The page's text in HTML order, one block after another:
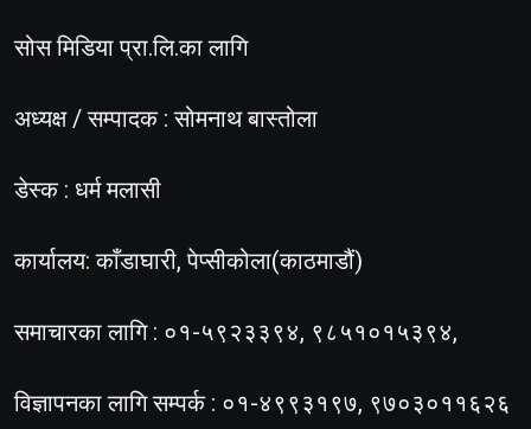
सोस मिडिया प्रा.लि.का लागि
अध्यक्ष / सम्पादक : सोमनाथ बास्तोला
डेस्क : धर्म मलासी
कार्यालय: काँडाघारी, पेप्सीकोला(काठमाडौं)
समाचारका लागि : ०१-५९२३३९४, ९८५१०१५३९४,
विज्ञापनका लागि सम्पर्क : ०१-४९९३१९७, ९७०३०११६२६